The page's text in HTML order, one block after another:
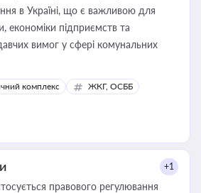
в Україні, що є важливою для
економіки підприємств та
вимог у сфері комунальних
комплекс ЖКГ, ОСББ
+1
правового регулювання